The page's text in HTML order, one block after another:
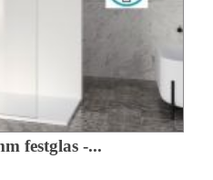
festglas -...